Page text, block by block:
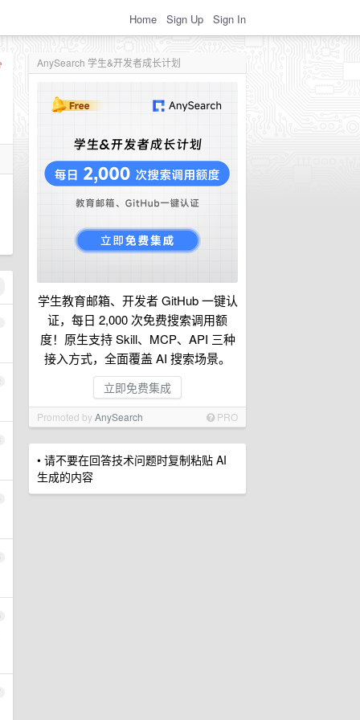
Home Sign Up Sign In
AnySearch 学生&开发者成长计划
学生教育邮箱、开发者 GitHub 一键认
证，每日 2,000 次免费搜索调用额
度！原生支持 Skill、MCP、API 三种
接入方式，全面覆盖 AI 搜索场景。
立即免费集成
Promoted byAnySearch PRO
• 请不要在回答技术问题时复制粘贴 AI
生成的内容